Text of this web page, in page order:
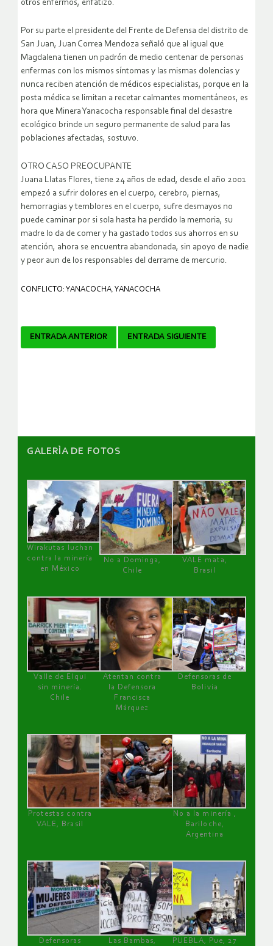
otros enfermos, enfatizó.
Por su parte el presidente del Frente de Defensa del distrito de
San Juan, Juan Correa Mendoza señaló que al igual que
Magdalena tienen un padrón de medio centenar de personas
enfermas con los mismos síntomas y las mismas dolencias y
nunca reciben atención de médicos especialistas, porque en la
posta médica se limitan a recetar calmantes momentáneos, es
hora que Minera Yanacocha responsable final del desastre
ecológico brinde un seguro permanente de salud para las
poblaciones afectadas, sostuvo.
OTRO CASO PREOCUPANTE
Juana Llatas Flores, tiene 24 años de edad, desde el año 2001
empezó a sufrir dolores en el cuerpo, cerebro, piernas,
hemorragias y temblores en el cuerpo, sufre desmayos no
puede caminar por si sola hasta ha perdido la memoria, su
madre lo da de comer y ha gastado todos sus ahorros en su
atención, ahora se encuentra abandonada, sin apoyo de nadie
y peor aun de los responsables del derrame de mercurio.
CONFLICTO: YANACOCHA, YANACOCHA
Navegador
ENTRADA ANTERIOR ENTRADA SIGUIENTE
GALERÌA DE FOTOS
Wirakutas luchan
contra la minería
en México
No a Dominga,
Chile
VALE mata,
Brasil
Valle de Elqui
sin minería.
Chile
Atentan contra
la Defensora
Francisca
Márquez
Defensoras de
Bolivia
Protestas contra
VALE, Brasil
No a la minería ,
Bariloche,
Argentina
Defensoras
Las Bambas,
PUEBLA, Pue, 27